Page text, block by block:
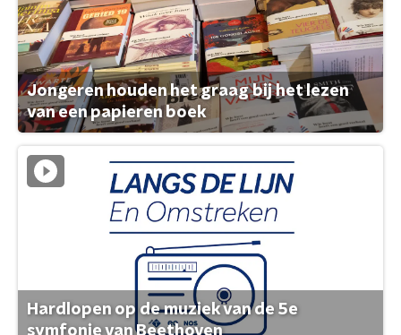
Jongeren houden het graag bij het lezen
van een papieren boek
Hardlopen op de muziek van de 5e
symfonie van Beethoven